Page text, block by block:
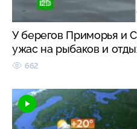
У берегов Приморья и
ужас на рыбаков и
662